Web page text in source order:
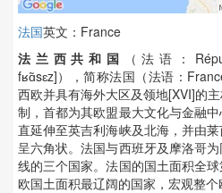
法国英文：France
法兰西共和国
（法语：
fʁɑ̃sɛz]），简称法国（法语：
西欧并具有海外大区及领地[XVI]的
制，首都为其欧盟最大文化与金融
直延伸至英吉利海峡及北海，并由
呈六角状。法国与西班牙及摩洛哥
线的三个国家。法国的国土面积全
欧国土面积最辽阔的国家，宏观整个